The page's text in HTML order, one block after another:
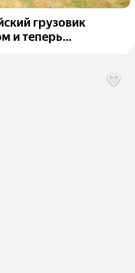
грузовик
и теперь...